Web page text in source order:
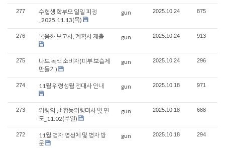
277
수험생 학부모 일일 피정
_2025.11.13(목)
gun 2025.10.24 875
276 복음화 보고서, 계획서 제출 gun 2025.10.24 913
275
나도 녹색 소비자(피부 보습제
만들기)
gun 2025.10.24 296
274 11월 위령성월 전대사 안내 gun 2025.10.18 971
273
위령의 날 합동위령미사 및 연
도_11.02(주일)
gun 2025.10.18 688
272
11월 병자 영성체 및 병자 방
문
gun 2025.10.18 294